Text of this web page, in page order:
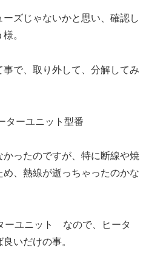
ズじゃないかと思い、確認し
。
事で、取り外して、分解してみ
ったのですが、特に断線や焼
、熱線が逝っちゃったのかな
ーユニット なので、ヒータ
いだけの事。